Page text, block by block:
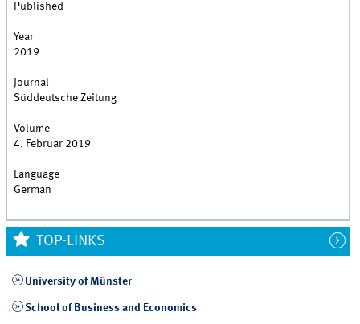
Published
Year
2019
Journal
Süddeutsche Zeitung
Volume
4. Februar 2019
Language
German
TOP-LINKS
University of Münster
School of Business and Economics